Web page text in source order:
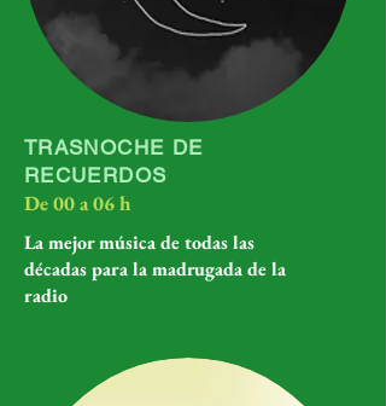
TRASNOCHE DE
RECUERDOS
De 00 a 06 h
La mejor música de todas las
décadas para la madrugada de la
radio